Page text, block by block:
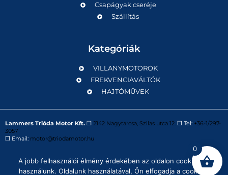
Csapágyak cseréje
Szállítás
Kategóriák
VILLANYMOTOROK
FREKVENCIAVÁLTÓK
HAJTÓMŰVEK
Lammers Trióda Motor Kft. ❒ 2142 Nagytarcsa, Szilas utca 12. ❒ Tel: +36-1/297-
3057
❒ Email: motor@triodamotor.hu
Powered byDigit-Now Kft.
0
A jobb felhasználói élmény érdekében az oldalon cookie-kat
használunk. Oldalunk használatával, Ön elfogadja a cookie-k